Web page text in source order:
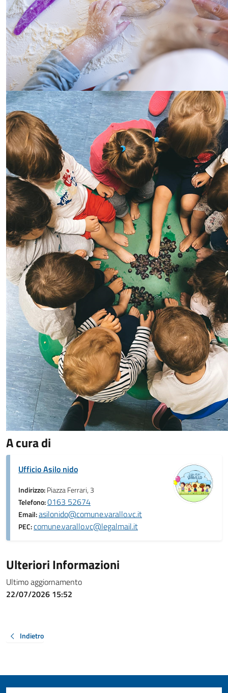
A cura di
Ufficio Asilo nido
Indirizzo:Piazza Ferrari, 3
Telefono:0163 52674
Email:asilonido@comune.varallo.vc.it
PEC:comune.varallo.vc@legalmail.it
Ulteriori Informazioni
Ultimo aggiornamento
22/07/2026 15:52
Indietro